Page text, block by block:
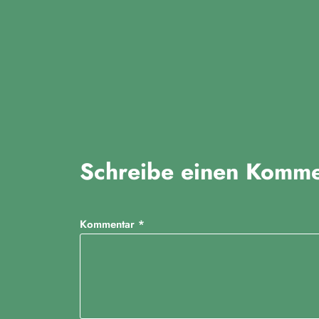
Schreibe einen
Kommentar *